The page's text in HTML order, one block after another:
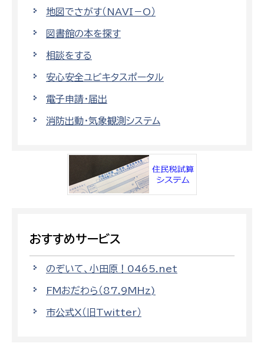
地図でさがす（NAVI－O）
図書館の本を探す
相談をする
安心安全ユビキタスポータル
電子申請・届出
消防出動・気象観測システム
おすすめサービス
のぞいて、小田原！0465.net
FMおだわら（87.9MHz)
市公式X（旧Twitter）